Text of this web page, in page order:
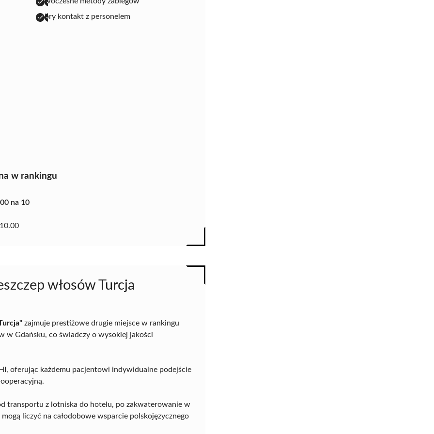
dobry kontakt z personelem
w rankingu
na 10
10.00
włosów Turcja
zajmuje prestiżowe drugie miejsce w rankingu
w Gdańsku, co świadczy o wysokiej jakości
oferując każdemu pacjentowi indywidualne podejście
transportu z lotniska do hotelu, po zakwaterowanie w
liczyć na całodobowe wsparcie polskojęzycznego